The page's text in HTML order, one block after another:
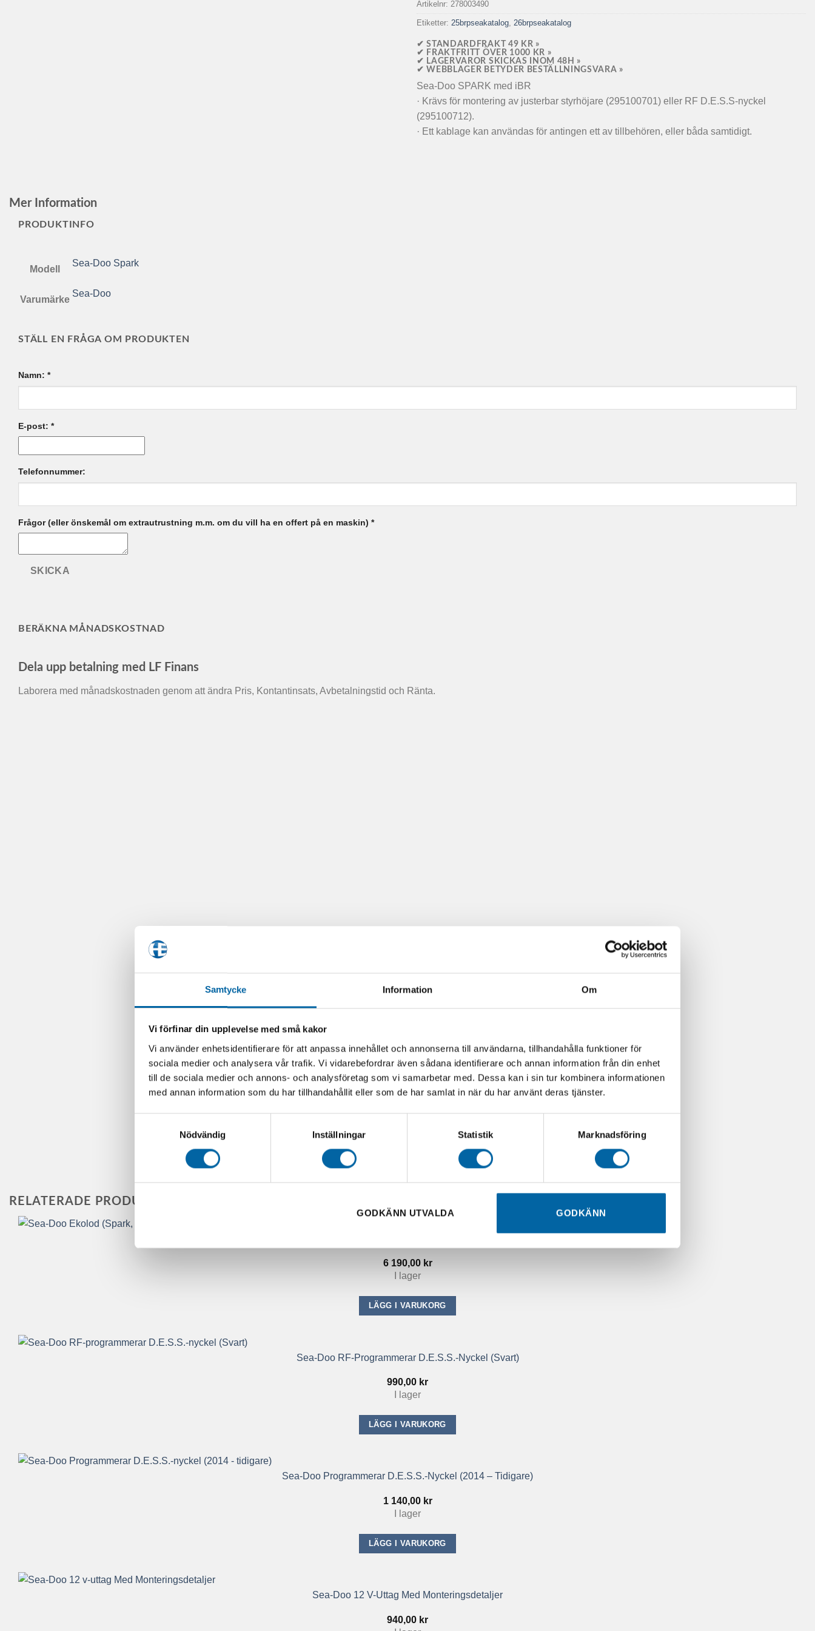
Samtycke Information Om
Vi förfinar din upplevelse med små kakor
Vi använder enhetsidentifierare för att anpassa innehållet och annonserna till användarna, tillhandahålla funktioner för
sociala medier och analysera vår trafik. Vi vidarebefordrar även sådana identifierare och annan information från din enhet
till de sociala medier och annons- och analysföretag som vi samarbetar med. Dessa kan i sin tur kombinera informationen
med annan information som du har tillhandahållit eller som de har samlat in när du har använt deras tjänster.
Nödvändig
Inställningar Statistik Marknadsföring
GODKÄNN UTVALDA GODKÄNN
Artikelnr: 278003490
Etiketter: 25brpseakatalog, 26brpseakatalog
✔ STANDARDFRAKT 49 KR »
✔ FRAKTFRITT ÖVER 1000 KR »
✔ LAGERVAROR SKICKAS INOM 48H »
✔ WEBBLAGER BETYDER BESTÄLLNINGSVARA »
Sea-Doo SPARK med iBR
· Krävs för montering av justerbar styrhöjare (295100701) eller RF D.E.S.S-nyckel
(295100712).
· Ett kablage kan användas för antingen ett av tillbehören, eller båda samtidigt.
Mer Information
PRODUKTINFO
Modell
Sea-Doo Spark
Varumärke
Sea-Doo
STÄLL EN FRÅGA OM PRODUKTEN
Namn: *
E-post: *
Telefonnummer:
Frågor (eller önskemål om extrautrustning m.m. om du vill ha en offert på en maskin) *
SKICKA
BERÄKNA MÅNADSKOSTNAD
Dela upp betalning med LF Finans
Laborera med månadskostnaden genom att ändra Pris, Kontantinsats, Avbetalningstid och Ränta.
RELATERADE PRODUKTER
6 190,00 kr
I lager
LÄGG I VARUKORG
Sea-Doo RF-Programmerar D.E.S.S.-Nyckel (Svart)
990,00 kr
I lager
LÄGG I VARUKORG
Sea-Doo Programmerar D.E.S.S.-Nyckel (2014 – Tidigare)
1 140,00 kr
I lager
LÄGG I VARUKORG
Sea-Doo 12 V-Uttag Med Monteringsdetaljer
940,00 kr